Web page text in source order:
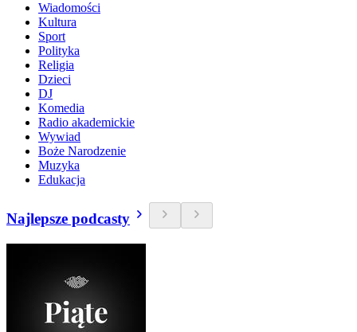
Wiadomości
Kultura
Sport
Polityka
Religia
Dzieci
DJ
Komedia
Radio akademickie
Wywiad
Boże Narodzenie
Muzyka
Edukacja
Najlepsze podcasty